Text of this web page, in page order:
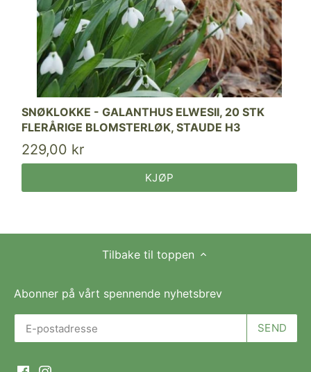
SNØKLOKKE - GALANTHUS ELWESII, 20 STK
FLERÅRIGE BLOMSTERLØK, STAUDE H3
229,00 kr
KJØP
Tilbake til toppen
Abonner på vårt spennende nyhetsbrev